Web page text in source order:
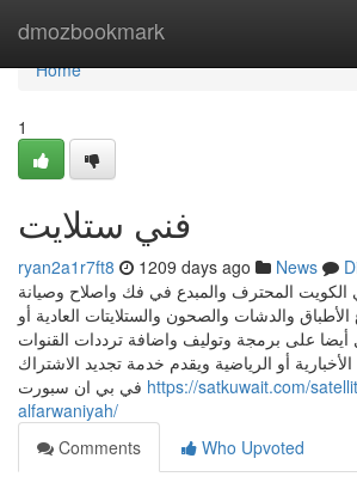
dmozbookmark
Home
Home
1
فني ستلايت
ryan2a1r7ft8 1209 days ago News
الكويت المحترف والمبدع في فك واصلاح وصيانة
والدشات والصحون والستلايتات العادية أو
أيضا على برمجة وتوليف واضافة ترددات القنوات
الأخبارية أو الرياضية ويقدم خدمة تجديد الاشتراك
https://satkuwait.com/
alfarwaniyah/
Comments
Who Upvoted